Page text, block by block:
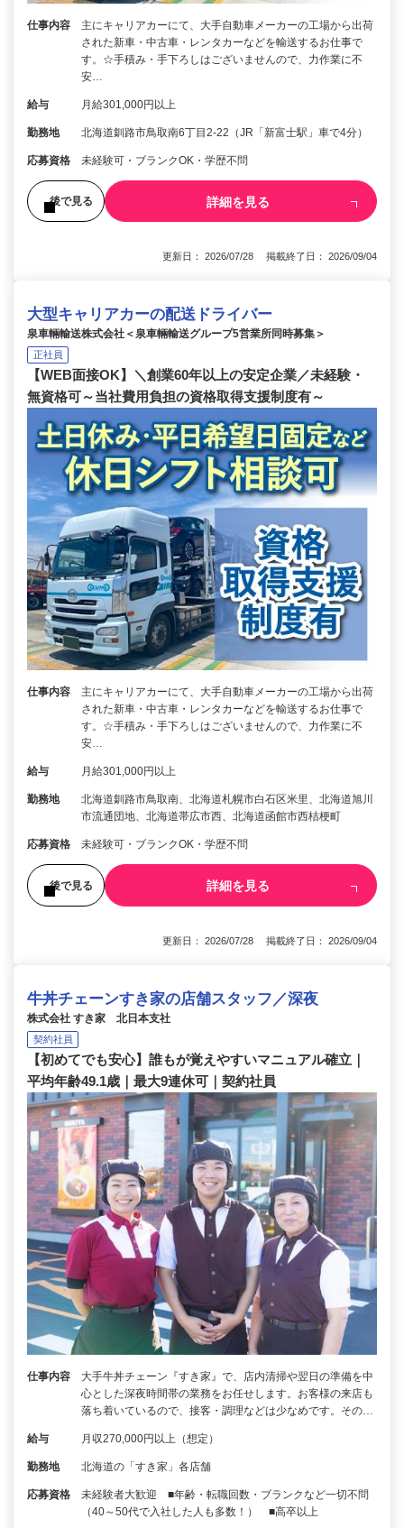
仕事内容
主にキャリアカーにて、大手自動車メーカーの工場から出荷
された新車・中古車・レンタカーなどを輸送するお仕事で
す。☆手積み・手下ろしはございませんので、力作業に不
安…
給与 月給301,000円以上
勤務地 北海道釧路市鳥取南6丁目2-22（JR「新富士駅」車で4分）
応募資格 未経験可・ブランクOK・学歴不問
後で見る 詳細を見る
更新日： 2026/07/28 掲載終了日： 2026/09/04
大型キャリアカーの配送ドライバー
泉車輛輸送株式会社＜泉車輛輸送グループ5営業所同時募集＞
正社員
【WEB面接OK】＼創業60年以上の安定企業／未経験・
無資格可～当社費用負担の資格取得支援制度有～
仕事内容
主にキャリアカーにて、大手自動車メーカーの工場から出荷
された新車・中古車・レンタカーなどを輸送するお仕事で
す。☆手積み・手下ろしはございませんので、力作業に不
安…
給与 月給301,000円以上
勤務地
北海道釧路市鳥取南、北海道札幌市白石区米里、北海道旭川
市流通団地、北海道帯広市西、北海道函館市西桔梗町
応募資格 未経験可・ブランクOK・学歴不問
後で見る 詳細を見る
更新日： 2026/07/28 掲載終了日： 2026/09/04
牛丼チェーンすき家の店舗スタッフ／深夜
株式会社 すき家 北日本支社
契約社員
【初めてでも安心】誰もが覚えやすいマニュアル確立｜
平均年齢49.1歳｜最大9連休可｜契約社員
仕事内容
大手牛丼チェーン『すき家』で、店内清掃や翌日の準備を中
心とした深夜時間帯の業務をお任せします。お客様の来店も
落ち着いているので、接客・調理などは少なめです。その…
給与 月収270,000円以上（想定）
勤務地 北海道の「すき家」各店舗
応募資格
未経験者大歓迎 ■年齢・転職回数・ブランクなど一切不問
（40～50代で入社した人も多数！） ■高卒以上